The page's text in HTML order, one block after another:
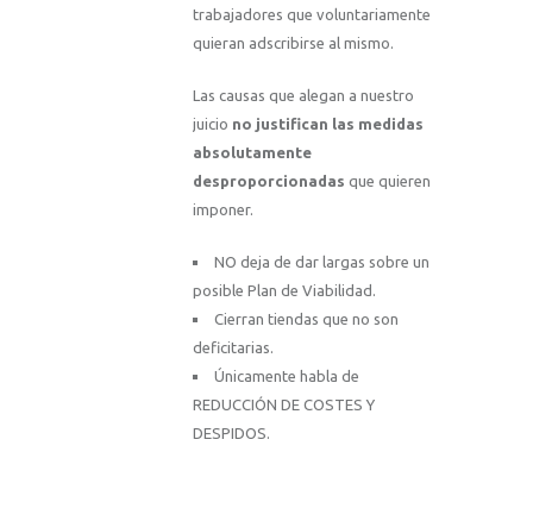
trabajadores que voluntariamente
quieran adscribirse al mismo.
Las causas que alegan a nuestro
juicio no justifican las medidas
absolutamente
desproporcionadas que quieren
imponer.
NO deja de dar largas sobre un
posible Plan de Viabilidad.
Cierran tiendas que no son
deficitarias.
Únicamente habla de
REDUCCIÓN DE COSTES Y
DESPIDOS.